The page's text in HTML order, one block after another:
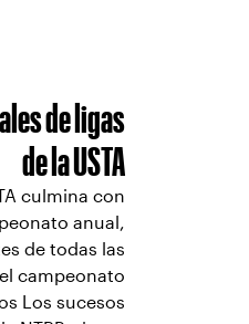
de ligas
de la USTA
culmina con
anual,
de todas las
campeonato
Los sucesos